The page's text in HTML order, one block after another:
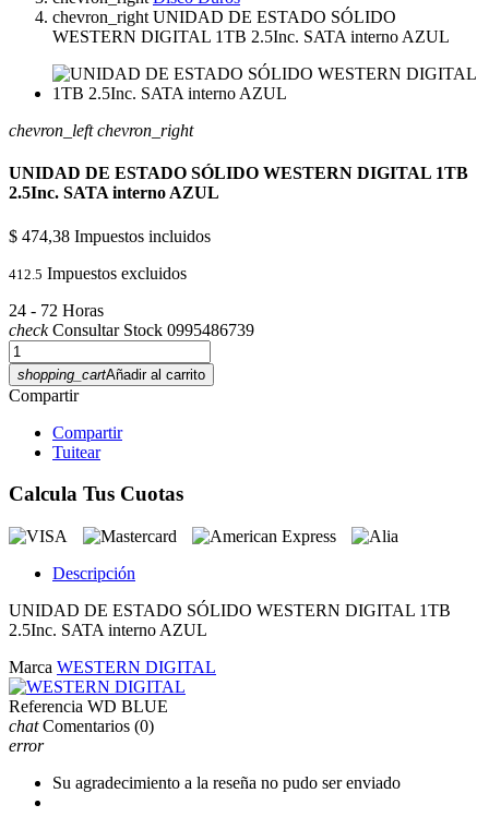
chevron_right UNIDAD DE ESTADO SÓLIDO
WESTERN DIGITAL 1TB 2.5Inc. SATA interno AZUL
chevron_left chevron_right
UNIDAD DE ESTADO SÓLIDO WESTERN DIGITAL 1TB
2.5Inc. SATA interno AZUL
$ 474,38 Impuestos incluidos
412.5 Impuestos excluidos
24 - 72 Horas
checkConsultar Stock 0995486739
shopping_cartAñadir al carrito
Compartir
Compartir
Tuitear
Calcula Tus Cuotas
Descripción
UNIDAD DE ESTADO SÓLIDO WESTERN DIGITAL 1TB
2.5Inc. SATA interno AZUL
Marca WESTERN DIGITAL
Referencia WD BLUE
chat Comentarios (0)
error
Su agradecimiento a la reseña no pudo ser enviado